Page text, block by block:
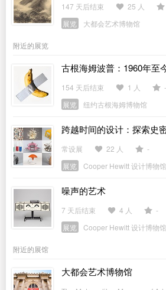
147 天后结束 25 人
展览
大都会艺术博物馆
附近的展览
古根海姆波普：1960年至
154 天后结束 1 人
-
展览
纽约古根海姆博物馆
跨越时间的设计：探索史
常设展 22 人
-
展览
Cooper Hewitt 设计博物馆
噪声的艺术
7 天后结束 4 人
-
展览
Cooper Hewitt 设计博物馆
附近的展馆
大都会艺术博物馆